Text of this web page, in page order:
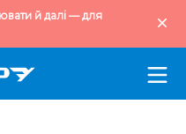
й далі — для